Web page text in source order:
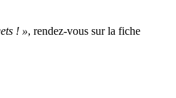
! », rendez-vous sur la fiche